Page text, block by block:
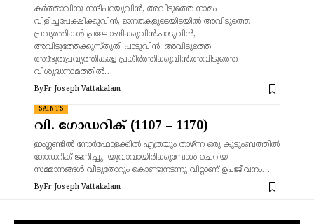
കര്‍ത്താവിനു നന്ദിപറയുവിന്‍, അവിടുത്തെ നാമം
വിളിച്ചപേക്ഷിക്കുവിന്‍, ജനതകളുടെയിടയില്‍ അവിടുത്തെ
പ്രവൃത്തികള്‍ പ്രഘോഷിക്കുവിന്‍.പാടുവിന്‍,
അവിടുത്തേക്കുസ്തുതി പാടുവിന്‍, അവിടുത്തെ
അദ്ഭുതപ്രവൃത്തികളെ പ്രകീര്‍ത്തിക്കുവിന്‍.അവിടുത്തെ
വിശുദ്ധനാമത്തില്‍…
ByFr Joseph Vattakalam
SAINTS
വി. ഗോഡറിക് (1107 – 1170)
ഇംഗ്ലണ്ടിൽ നോർഫോളക്കിൽ എത്രയും താഴ്ന്ന ഒരു കുടുംബത്തിൽ
ഗോഡറിക് ജനിച്ചു. യുവാവായിരിക്കുമ്പോൾ ചെറിയ
സമ്മാനങ്ങൾ വീടുതോറും കൊണ്ടുനടന്നു വിറ്റാണ് ഉപജീവനം…
ByFr Joseph Vattakalam